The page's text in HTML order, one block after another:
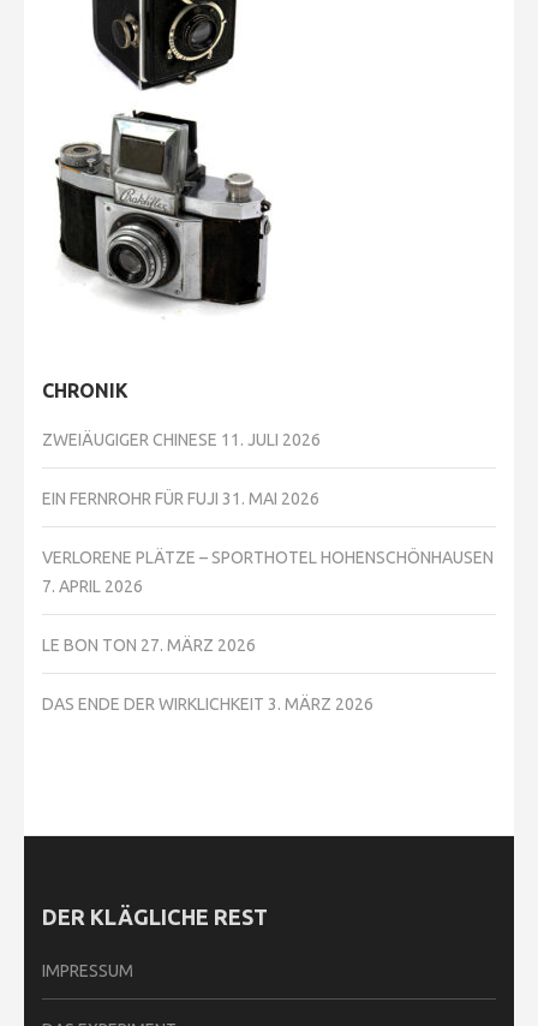
CHRONIK
ZWEIÄUGIGER CHINESE 11. JULI 2026
EIN FERNROHR FÜR FUJI 31. MAI 2026
VERLORENE PLÄTZE – SPORTHOTEL HOHENSCHÖNHAUSEN
7. APRIL 2026
LE BON TON 27. MÄRZ 2026
DAS ENDE DER WIRKLICHKEIT 3. MÄRZ 2026
DER KLÄGLICHE REST
IMPRESSUM